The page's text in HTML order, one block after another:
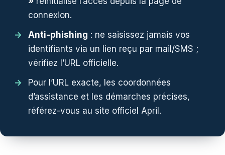
connexion.
Anti-phishing : ne saisissez jamais vos
identifiants via un lien reçu par mail/SMS ;
vérifiez l’URL officielle.
Pour l’URL exacte, les coordonnées
d’assistance et les démarches précises,
référez-vous au site officiel April.